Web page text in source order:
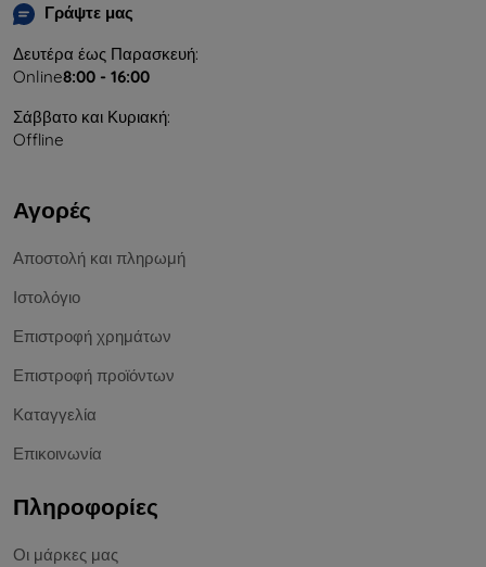
Γράψτε μας
Δευτέρα έως Παρασκευή:
Online8:00 - 16:00
Σάββατο και Κυριακή:
Offline
Αγορές
Αποστολή και πληρωμή
Ιστολόγιο
Επιστροφή χρημάτων
Επιστροφή προϊόντων
Καταγγελία
Επικοινωνία
Πληροφορίες
Οι μάρκες μας